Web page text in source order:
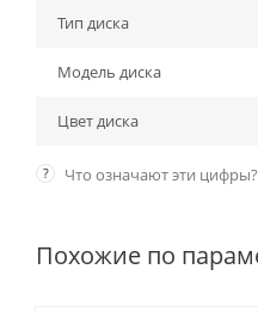
Тип диска
Модель диска
Цвет диска
? Что означают эти цифры?
Похожие по